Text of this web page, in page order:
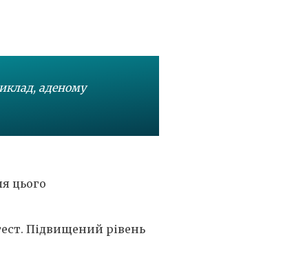
аденому
цього
Підвищений рівень